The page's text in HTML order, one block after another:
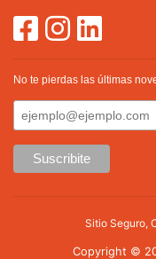
No te pierdas las últimas
Sitio Seguro,
Copyright ©